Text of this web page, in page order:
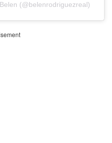
(@belenrodriguezreal)